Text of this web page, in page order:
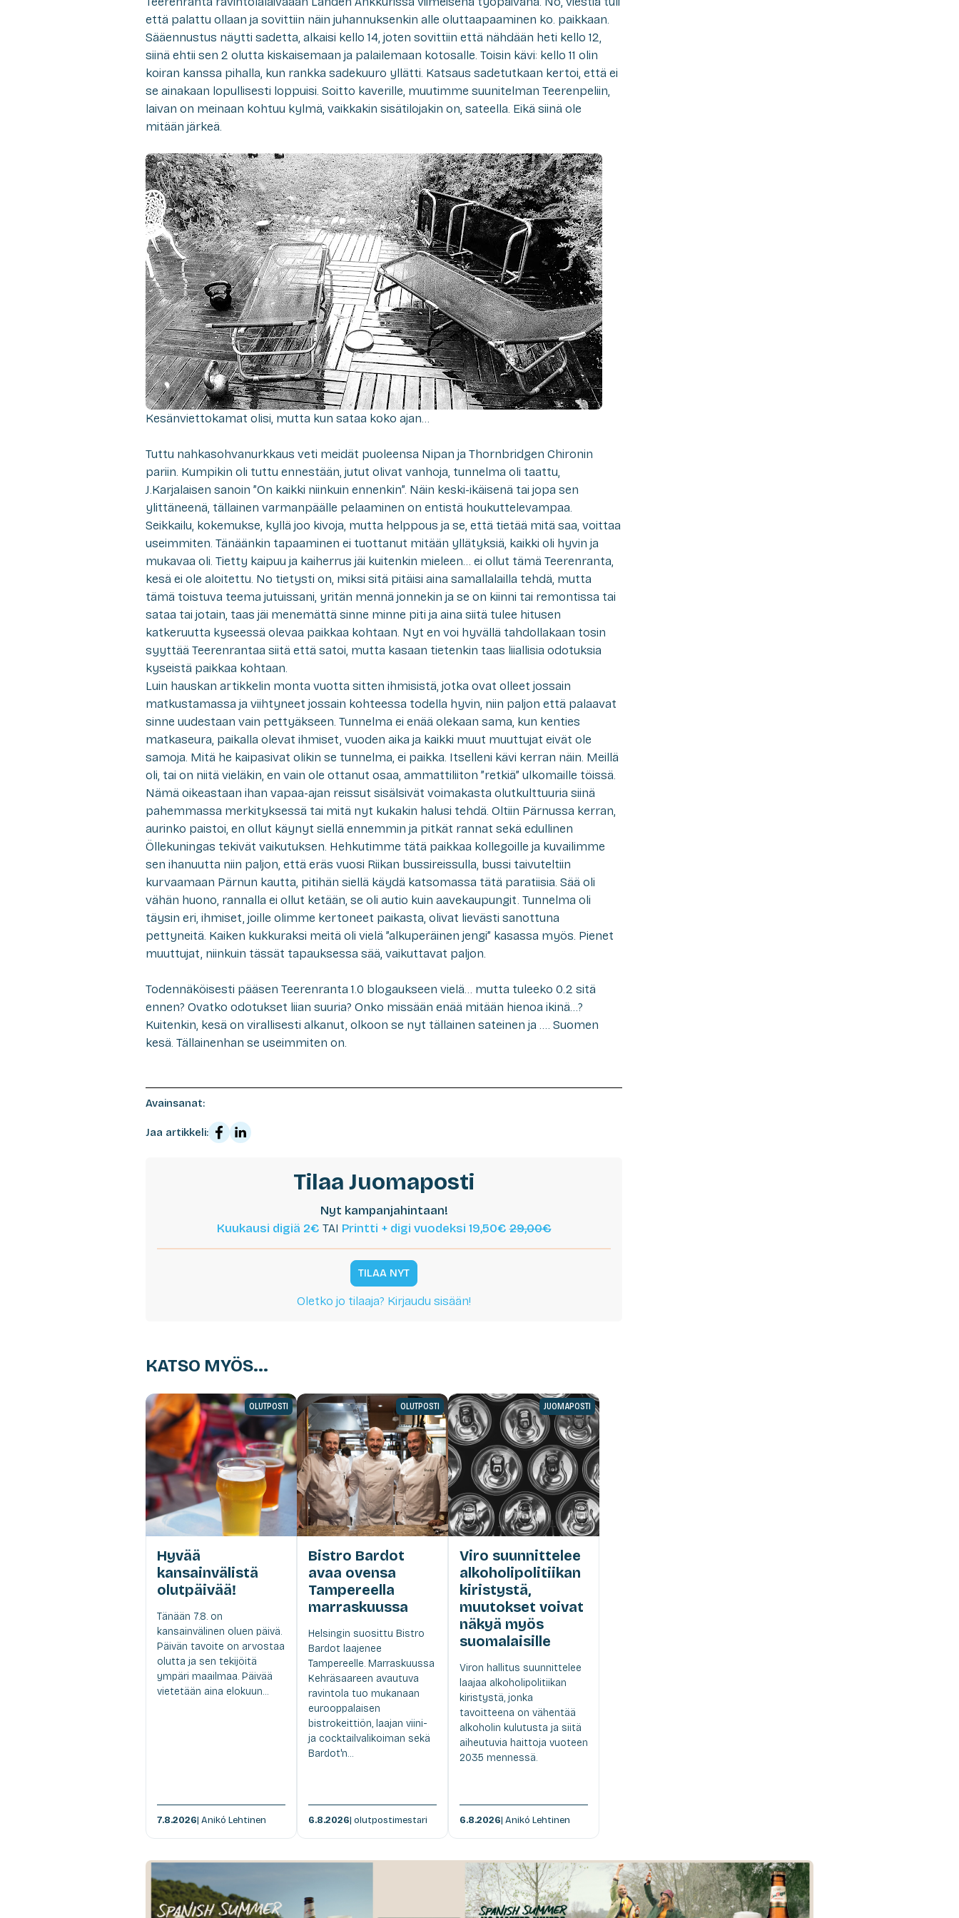
että palattu ollaan ja sovittiin näin juhannuksenkin alle oluttaapaaminen ko. paikkaan.
Sääennustus näytti sadetta, alkaisi kello 14, joten sovittiin että nähdään heti kello 12,
siinä ehtii sen 2 olutta kiskaisemaan ja palailemaan kotosalle. Toisin kävi: kello 11 olin
koiran kanssa pihalla, kun rankka sadekuuro yllätti. Katsaus sadetutkaan kertoi, että ei
se ainakaan lopullisesti loppuisi. Soitto kaverille, muutimme suunitelman Teerenpeliin,
laivan on meinaan kohtuu kylmä, vaikkakin sisätilojakin on, sateella. Eikä siinä ole
mitään järkeä.
Kesänviettokamat olisi, mutta kun sataa koko ajan…
Tuttu nahkasohvanurkkaus veti meidät puoleensa Nipan ja Thornbridgen Chironin
pariin. Kumpikin oli tuttu ennestään, jutut olivat vanhoja, tunnelma oli taattu,
J.Karjalaisen sanoin ”On kaikki niinkuin ennenkin”. Näin keski-ikäisenä tai jopa sen
ylittäneenä, tällainen varmanpäälle pelaaminen on entistä houkuttelevampaa.
Seikkailu, kokemukse, kyllä joo kivoja, mutta helppous ja se, että tietää mitä saa, voittaa
useimmiten. Tänäänkin tapaaminen ei tuottanut mitään yllätyksiä, kaikki oli hyvin ja
mukavaa oli. Tietty kaipuu ja kaiherrus jäi kuitenkin mieleen… ei ollut tämä Teerenranta,
kesä ei ole aloitettu. No tietysti on, miksi sitä pitäisi aina samallalailla tehdä, mutta
tämä toistuva teema jutuissani, yritän mennä jonnekin ja se on kiinni tai remontissa tai
sataa tai jotain, taas jäi menemättä sinne minne piti ja aina siitä tulee hitusen
katkeruutta kyseessä olevaa paikkaa kohtaan. Nyt en voi hyvällä tahdollakaan tosin
syyttää Teerenrantaa siitä että satoi, mutta kasaan tietenkin taas liiallisia odotuksia
kyseistä paikkaa kohtaan.
Luin hauskan artikkelin monta vuotta sitten ihmisistä, jotka ovat olleet jossain
matkustamassa ja viihtyneet jossain kohteessa todella hyvin, niin paljon että palaavat
sinne uudestaan vain pettyäkseen. Tunnelma ei enää olekaan sama, kun kenties
matkaseura, paikalla olevat ihmiset, vuoden aika ja kaikki muut muuttujat eivät ole
samoja. Mitä he kaipasivat olikin se tunnelma, ei paikka. Itselleni kävi kerran näin. Meillä
oli, tai on niitä vieläkin, en vain ole ottanut osaa, ammattiliiton ”retkiä” ulkomaille töissä.
Nämä oikeastaan ihan vapaa-ajan reissut sisälsivät voimakasta olutkulttuuria siinä
pahemmassa merkityksessä tai mitä nyt kukakin halusi tehdä. Oltiin Pärnussa kerran,
aurinko paistoi, en ollut käynyt siellä ennemmin ja pitkät rannat sekä edullinen
Öllekuningas tekivät vaikutuksen. Hehkutimme tätä paikkaa kollegoille ja kuvailimme
sen ihanuutta niin paljon, että eräs vuosi Riikan bussireissulla, bussi taivuteltiin
kurvaamaan Pärnun kautta, pitihän siellä käydä katsomassa tätä paratiisia. Sää oli
vähän huono, rannalla ei ollut ketään, se oli autio kuin aavekaupungit. Tunnelma oli
täysin eri, ihmiset, joille olimme kertoneet paikasta, olivat lievästi sanottuna
pettyneitä. Kaiken kukkuraksi meitä oli vielä ”alkuperäinen jengi” kasassa myös. Pienet
muuttujat, niinkuin tässät tapauksessa sää, vaikuttavat paljon.
Todennäköisesti pääsen Teerenranta 1.0 blogaukseen vielä… mutta tuleeko 0.2 sitä
ennen? Ovatko odotukset liian suuria? Onko missään enää mitään hienoa ikinä…?
Kuitenkin, kesä on virallisesti alkanut, olkoon se nyt tällainen sateinen ja …. Suomen
kesä. Tällainenhan se useimmiten on.
Avainsanat:
Jaa artikkeli:
Tilaa Juomaposti
Nyt kampanjahintaan!
Kuukausi digiä 2€ TAI Printti + digi vuodeksi 19,50€29,00€
TILAA NYT
Oletko jo tilaaja? Kirjaudu sisään!
KATSO MYÖS...
OLUTPOSTI
Hyvää
kansainvälistä
olutpäivää!
Tänään 7.8. on
kansainvälinen oluen päivä.
Päivän tavoite on arvostaa
olutta ja sen tekijöitä
ympäri maailmaa. Päivää
vietetään aina elokuun...
7.8.2026| Anikó Lehtinen
OLUTPOSTI
Bistro Bardot
avaa ovensa
Tampereella
marraskuussa
Helsingin suosittu Bistro
Bardot laajenee
Tampereelle. Marraskuussa
Kehräsaareen avautuva
ravintola tuo mukanaan
eurooppalaisen
bistrokeittiön, laajan viini-
ja cocktailvalikoiman sekä
Bardot'n...
6.8.2026| olutpostimestari
JUOMAPOSTI
Viro suunnittelee
alkoholipolitiikan
kiristystä,
muutokset voivat
näkyä myös
suomalaisille
Viron hallitus suunnittelee
laajaa alkoholipolitiikan
kiristystä, jonka
tavoitteena on vähentää
alkoholin kulutusta ja siitä
aiheutuvia haittoja vuoteen
2035 mennessä.
6.8.2026| Anikó Lehtinen